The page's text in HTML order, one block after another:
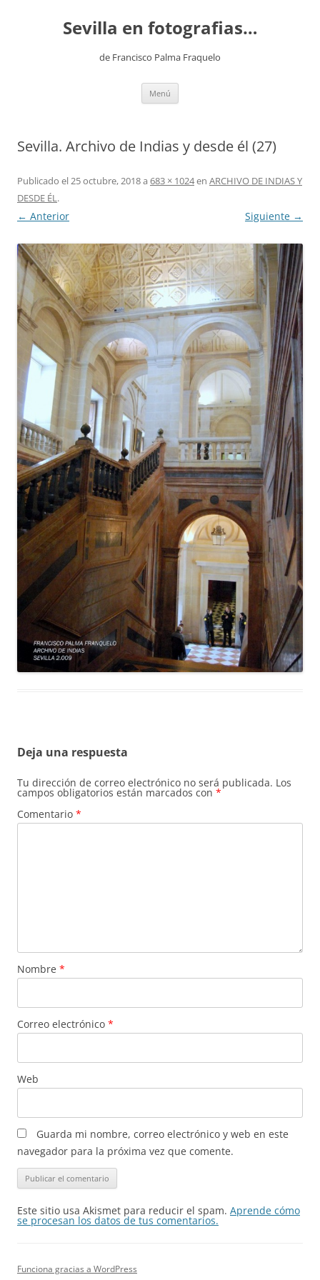
contenidoSevilla en fotografias…
de Francisco Palma Fraquelo
Menú
Sevilla. Archivo de Indias y desde él (27)
Publicado el25 octubre, 2018a 683 × 1024en ARCHIVO DE INDIAS Y
DESDE ÉL.
← Anterior Siguiente →
Deja una respuesta
Tu dirección de correo electrónico no será publicada. Los
campos obligatorios están marcados con *
Comentario *
Nombre *
Correo electrónico *
Web
Guarda mi nombre, correo electrónico y web en este
navegador para la próxima vez que comente.
Este sitio usa Akismet para reducir el spam. Aprende cómo
se procesan los datos de tus comentarios.
Funciona gracias a WordPress